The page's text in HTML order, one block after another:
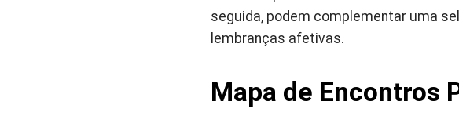
seguida, podem complementar uma
lembranças afetivas.
Mapa de Encontros